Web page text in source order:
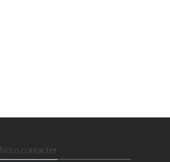
Nous contacter